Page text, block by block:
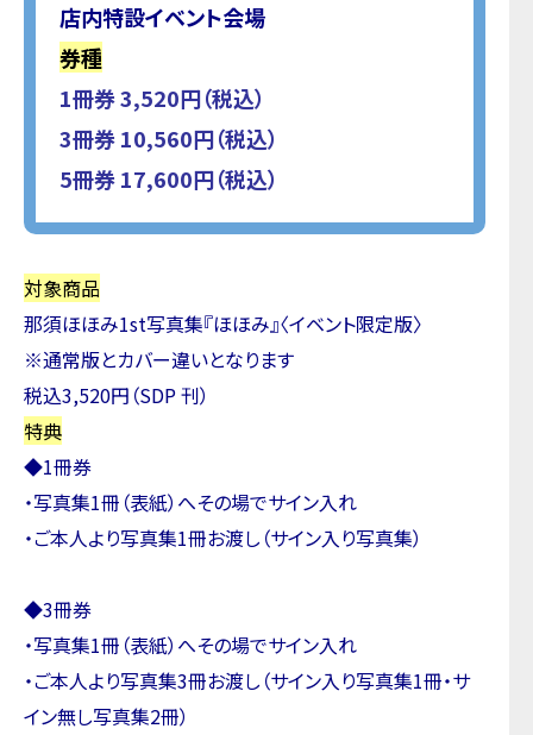
店内特設イベント会場
券種
1冊券 3,520円（税込）
3冊券 10,560円（税込）
5冊券 17,600円（税込）
対象商品
那須ほほみ1st写真集『ほほみ』〈イベント限定版〉
※通常版とカバー違いとなります
税込3,520円（SDP 刊）
特典
◆1冊券
・写真集1冊（表紙）へその場でサイン入れ
・ご本人より写真集1冊お渡し（サイン入り写真集）
◆3冊券
・写真集1冊（表紙）へその場でサイン入れ
・ご本人より写真集3冊お渡し（サイン入り写真集1冊・サ
イン無し写真集2冊）